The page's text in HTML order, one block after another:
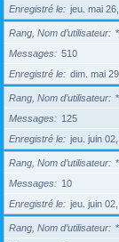
Enregistré le
jeu. mai
Rang, Nom d’utilisateur
Messages
510
Enregistré le
dim. mai
Rang, Nom d’utilisateur
Messages
125
Enregistré le
jeu. juin
Rang, Nom d’utilisateur
Messages
10
Enregistré le
jeu. juin
Rang, Nom d’utilisateur